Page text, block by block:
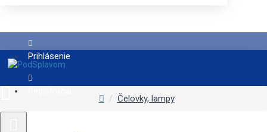
Prihlásenie
Čelovky, lampy